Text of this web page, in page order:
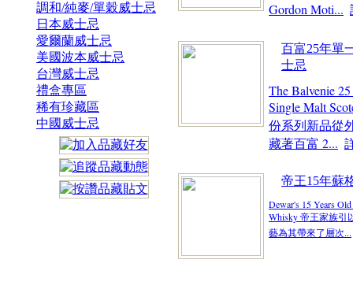
調和/純麥/單穀威士忌
日本威士忌
愛爾蘭威士忌
美國波本威士忌
台灣威士忌
禮盒專區
稀有珍藏區
中國威士忌
Gordon Moti...
百富25年單
士忌
The Balvenie
Single Malt
份系列新品從
藏著百富 2...
帝王15年蘇
Dewar's 15 Years
Whisky 帝王家族引
藝為其帶來了層次...